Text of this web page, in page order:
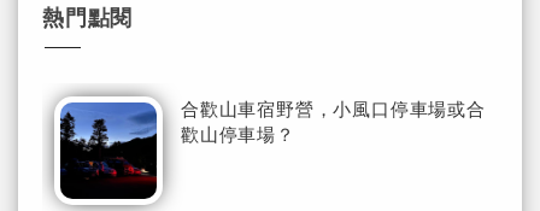
熱門點閱
合歡山車宿野營，小風口停車場或合
歡山停車場？